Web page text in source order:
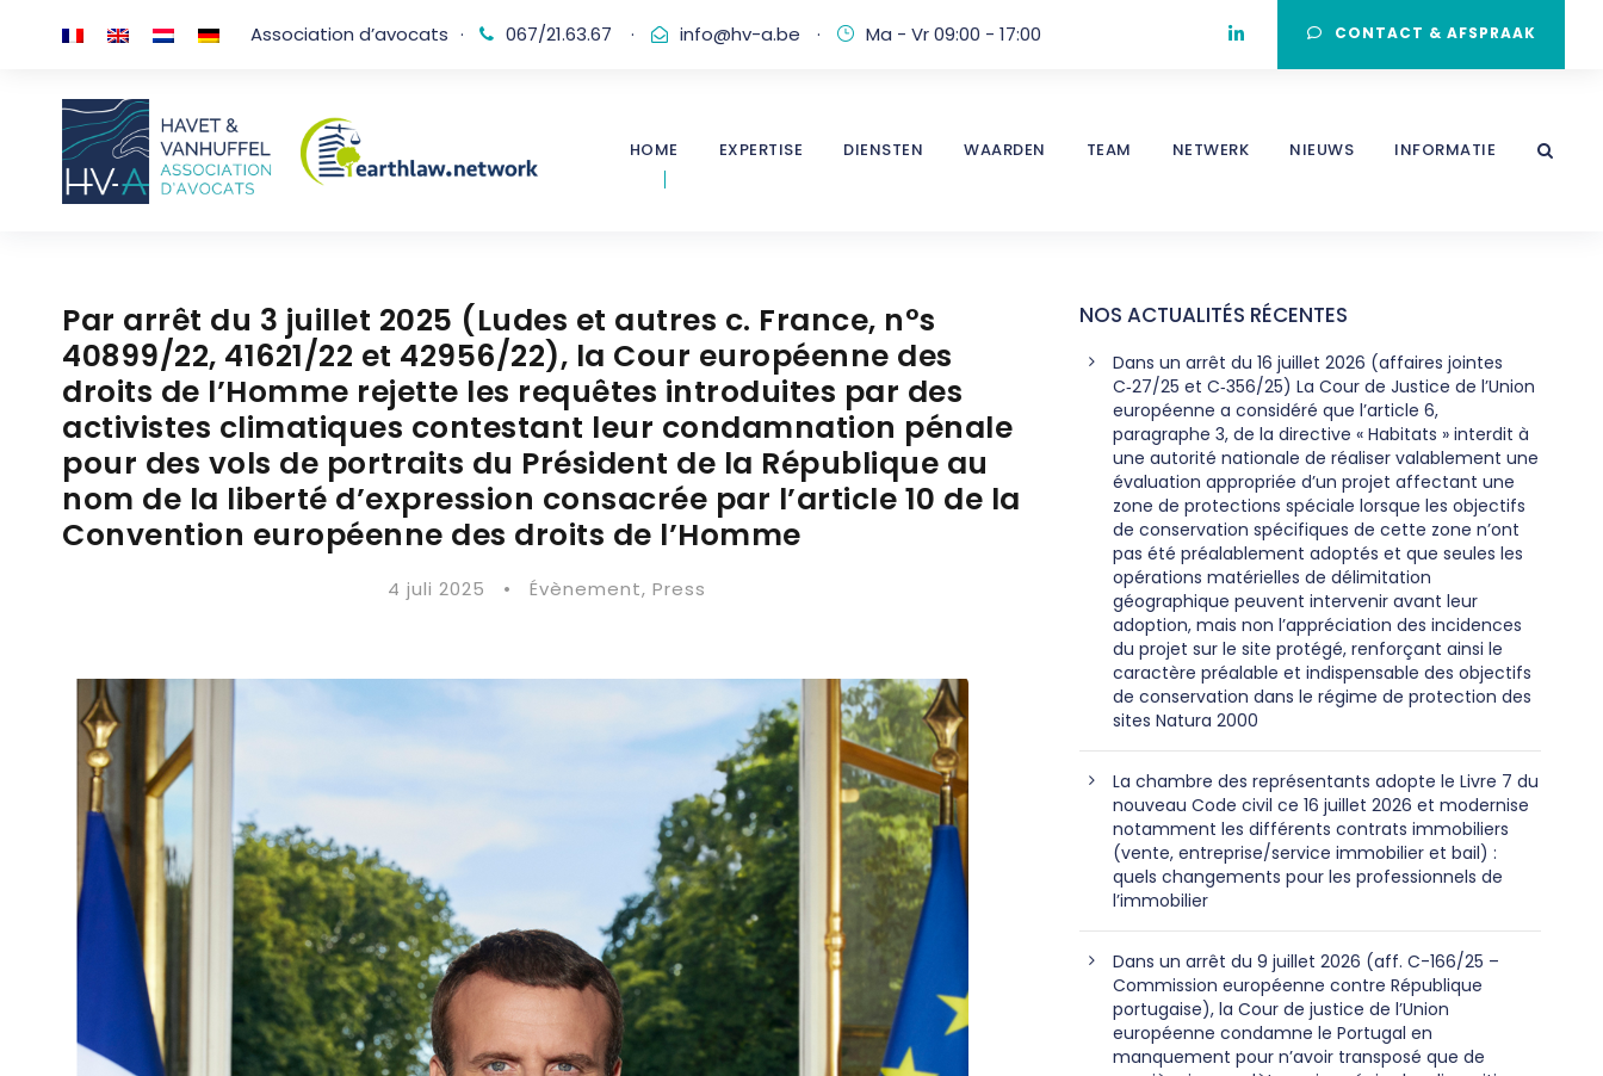
Association d’avocats · 067/21.63.67 · info@hv-a.be · Ma - Vr 09:00 - 17:00 CONTACT & AFSPRAAK
HOME EXPERTISE DIENSTEN WAARDEN TEAM NETWERK NIEUWS INFORMATIE
Par arrêt du 3 juillet 2025 (Ludes et autres c. France, n°s
40899/22, 41621/22 et 42956/22), la Cour européenne des
droits de l’Homme rejette les requêtes introduites par des
activistes climatiques contestant leur condamnation pénale
pour des vols de portraits du Président de la République au
nom de la liberté d’expression consacrée par l’article 10 de la
Convention européenne des droits de l’Homme
4 juli 2025 • Évènement, Press
NOS ACTUALITÉS RÉCENTES
Dans un arrêt du 16 juillet 2026 (affaires jointes
C‑27/25 et C‑356/25) La Cour de Justice de l’Union
européenne a considéré que l’article 6,
paragraphe 3, de la directive « Habitats » interdit à
une autorité nationale de réaliser valablement une
évaluation appropriée d’un projet affectant une
zone de protections spéciale lorsque les objectifs
de conservation spécifiques de cette zone n’ont
pas été préalablement adoptés et que seules les
opérations matérielles de délimitation
géographique peuvent intervenir avant leur
adoption, mais non l’appréciation des incidences
du projet sur le site protégé, renforçant ainsi le
caractère préalable et indispensable des objectifs
de conservation dans le régime de protection des
sites Natura 2000
La chambre des représentants adopte le Livre 7 du
nouveau Code civil ce 16 juillet 2026 et modernise
notamment les différents contrats immobiliers
(vente, entreprise/service immobilier et bail) :
quels changements pour les professionnels de
l’immobilier
Dans un arrêt du 9 juillet 2026 (aff. C-166/25 –
Commission européenne contre République
portugaise), la Cour de justice de l’Union
européenne condamne le Portugal en
manquement pour n’avoir transposé que de